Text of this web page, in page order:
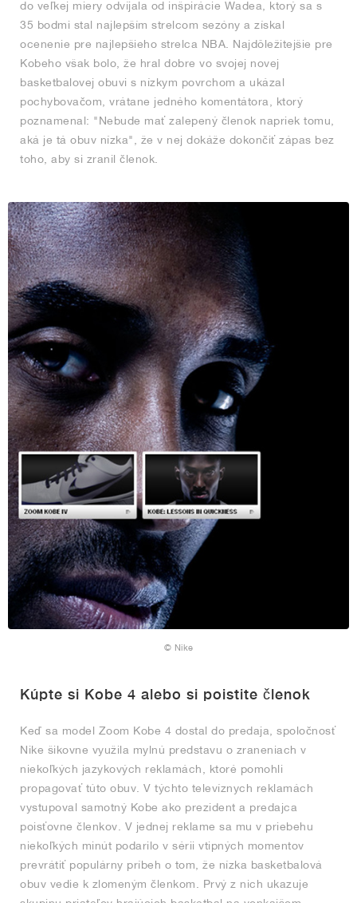
do veľkej miery odvíjala od inšpirácie Wadea, ktorý sa s
35 bodmi stal najlepším strelcom sezóny a získal
ocenenie pre najlepšieho strelca NBA. Najdôležitejšie pre
Kobeho však bolo, že hral dobre vo svojej novej
basketbalovej obuvi s nízkym povrchom a ukázal
pochybovačom, vrátane jedného komentátora, ktorý
poznamenal: "Nebude mať zalepený členok napriek tomu,
aká je tá obuv nízka", že v nej dokáže dokončiť zápas bez
toho, aby si zranil členok.
© Nike
Kúpte si Kobe 4 alebo si poistite členok
Keď sa model Zoom Kobe 4 dostal do predaja, spoločnosť
Nike šikovne využila mylnú predstavu o zraneniach v
niekoľkých jazykových reklamách, ktoré pomohli
propagovať túto obuv. V týchto televíznych reklamách
vystupoval samotný Kobe ako prezident a predajca
poisťovne členkov. V jednej reklame sa mu v priebehu
niekoľkých minút podarilo v sérii vtipných momentov
prevrátiť populárny príbeh o tom, že nízka basketbalová
obuv vedie k zlomeným členkom. Prvý z nich ukazuje